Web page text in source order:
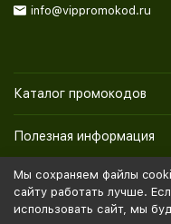
info@vippromokod.ru
Каталог промокодов
Полезная информация
Политика персональных
Мы сохраняем файлы
сайту работать лучше.
использовать сайт, мы